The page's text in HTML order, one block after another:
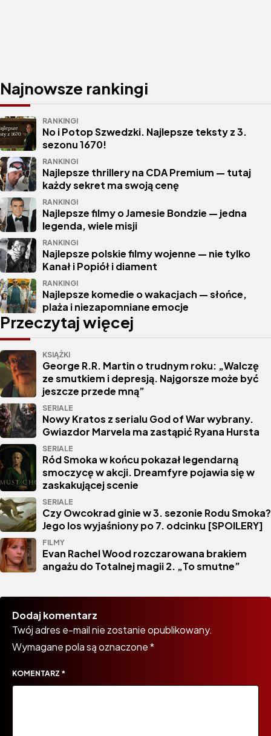
Najnowsze rankingi
RANKINGI
No i Potop Szwedzki. Najlepsze teksty z 3.
sezonu 1670!
RANKINGI
Najlepsze thrillery na CDA Premium — tutaj
każdy sekret ma swoją cenę
RANKINGI
Najlepsze filmy o Jamesie Bondzie — jedna
legenda, wiele misji
RANKINGI
Najlepsze polskie filmy wojenne — nie tylko
Kanał i Popiół i diament
RANKINGI
Najlepsze komedie o wakacjach — słońce,
plaża i niezapomniane emocje
Przeczytaj więcej
KSIĄŻKI
George R.R. Martin o trudnym roku: „Walczę
ze smutkiem i depresją. Najgorsze może być
jeszcze przede mną”
SERIALE
Nowy Kratos z serialu God of War wybrany.
Gwiazdor Marvela ma zastąpić Ryana Hursta
SERIALE
Ród Smoka w końcu pokazał legendarną
smoczycę w akcji. Dreamfyre pojawia się w
zaskakującej scenie
SERIALE
Czy Owcokrad ginie w 3. sezonie Rodu Smoka?
Jego los wyjaśniony po 7. odcinku [SPOILERY]
FILMY
Evan Rachel Wood rozczarowana brakiem
angażu do Totalnej magii 2. „To smutne”
Dodaj komentarz
Twój adres e-mail nie zostanie opublikowany.
Wymagane pola są oznaczone*
KOMENTARZ *